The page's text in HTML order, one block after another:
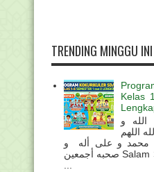
TRENDING MINGGU INI
Kelas
و
اللهم
و على أله و
صحبه أجمعين Salam Sahabat Hanapi Bani .